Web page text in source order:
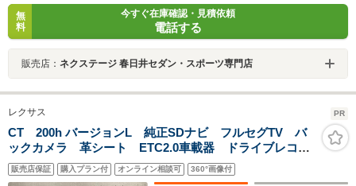
無
料
今すぐ在庫確認・見積依頼
電話する
販売店： ネクステージ 春日井セダン・スポーツ専門店
レクサス PR
CT 200h バージョンL 純正SDナビ フルセグTV バ
ックカメラ 革シート ETC2.0車載器 ドライブレコー
ダー コーナーセンサー 衝突軽減ブレーキ アダプテ
ィブクルーズコントロール
販売店保証 購入プラン付 オンライン相談可 360°画像付